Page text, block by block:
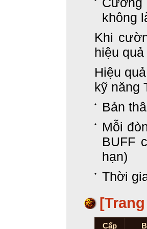
không
Khi
hiệu
Hiệu
kỹ năng
Bản
Mỗi
BUFF
hạn)
Thời
Cấp